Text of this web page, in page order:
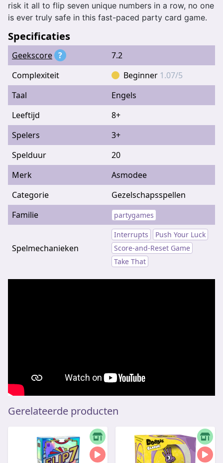
risk it all to flip seven unique numbers in a row, no one
is ever truly safe in this fast-paced party card game.
Specificaties
Geekscore ?
7.2
Complexiteit
Beginner 1.07/5
Taal
Engels
Leeftijd
8+
Spelers
3+
Spelduur
20
Merk
Asmodee
Categorie
Gezelschapsspellen
Familie
partygames
Spelmechanieken
Interrupts
Push Your Luck
Score-and-Reset Game
Take That
Gerelateerde producten